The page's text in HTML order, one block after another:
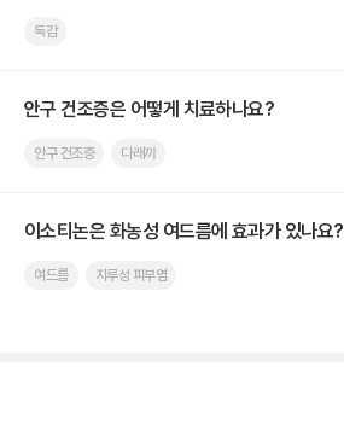
독감
안구 건조증은 어떻게 치료하나요?
안구 건조증 다래끼
이소티논은 화농성 여드름에 효과가 있나요?
여드름 지루성 피부염